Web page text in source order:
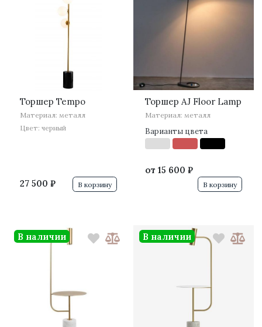
Торшер Tempo
Материал: металл
Цвет: черный
27 500 ₽ В корзину
··
Торшер AJ Floor Lamp
Материал: металл
Варианты цвета
от 15 600 ₽
В корзину
В наличии В наличии